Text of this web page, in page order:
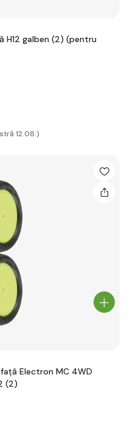
H12 galben (2) (pentru
12.08.)
Electron MC 4WD
(2)